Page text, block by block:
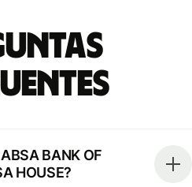
BANK OF
HOUSE?